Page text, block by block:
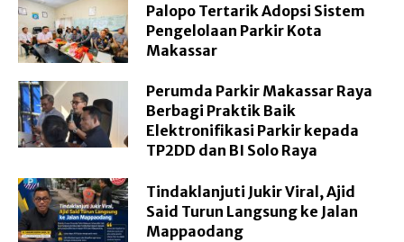
Palopo Tertarik Adopsi Sistem
Pengelolaan Parkir Kota
Makassar
Perumda Parkir Makassar Raya
Berbagi Praktik Baik
Elektronifikasi Parkir kepada
TP2DD dan BI Solo Raya
Tindaklanjuti Jukir Viral, Ajid
Said Turun Langsung ke Jalan
Mappaodang